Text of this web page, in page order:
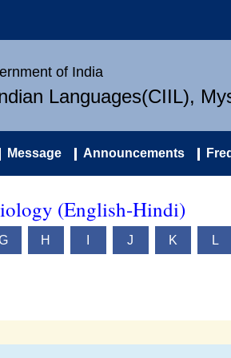
of India
Languages(CIIL),
Message Announcements
(English-Hindi)
H J K L